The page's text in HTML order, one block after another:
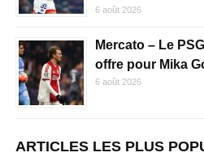
6 août 2026
Mercato – Le
offre pour Mika
6 août 2026
ARTICLES LES PLUS